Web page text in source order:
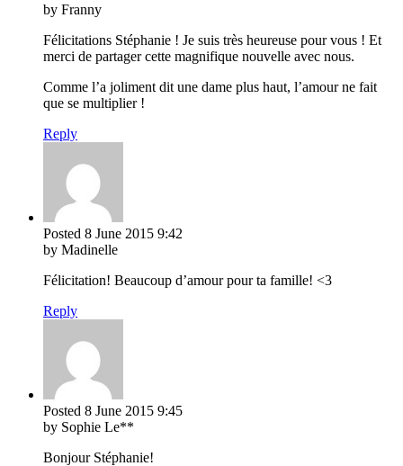
by Franny
Félicitations Stéphanie ! Je suis très heureuse pour vous ! Et
merci de partager cette magnifique nouvelle avec nous.
Comme l’a joliment dit une dame plus haut, l’amour ne fait
que se multiplier !
Reply
Posted 8 June 2015 9:42
by Madinelle
Félicitation! Beaucoup d’amour pour ta famille! <3
Reply
Posted 8 June 2015 9:45
by Sophie Le**
Bonjour Stéphanie!